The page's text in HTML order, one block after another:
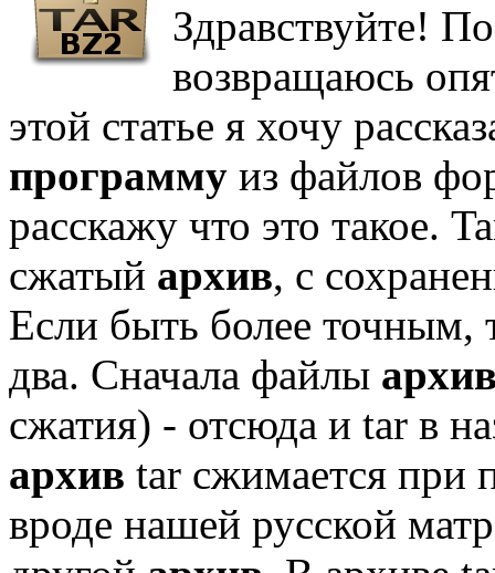
Здравствуйте!
возвращаюсь
этой статье я хочу
программу из файлов
расскажу что это такое.
сжатый архив, с
Если быть более точным,
два. Сначала файлы
сжатия) - отсюда и tar в
архив tar сжимается при
вроде нашей русской